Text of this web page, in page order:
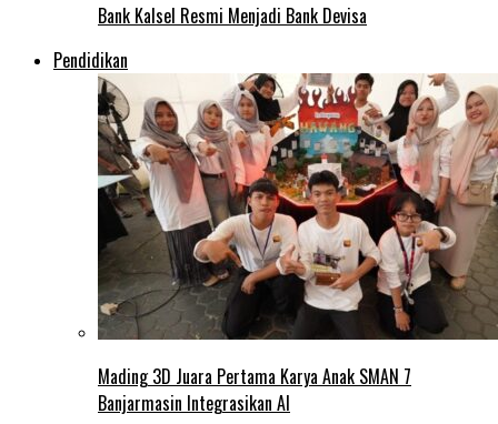
Bank Kalsel Resmi Menjadi Bank Devisa
Pendidikan
Mading 3D Juara Pertama Karya Anak SMAN 7
Banjarmasin Integrasikan AI